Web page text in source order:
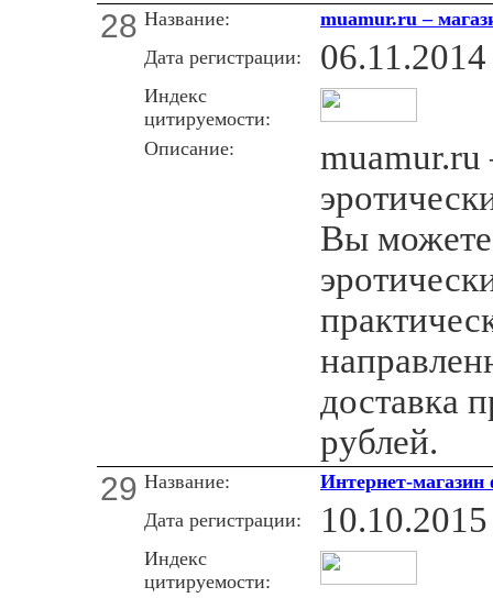
28 Название:
muamur.ru –
Дата регистрации:
06.11.2014
Индекс
цитируемости:
Описание:
muamur.ru
Вы можете
доставка
рублей.
29 Название:
Интернет-
Дата регистрации:
10.10.2015
Индекс
цитируемости: